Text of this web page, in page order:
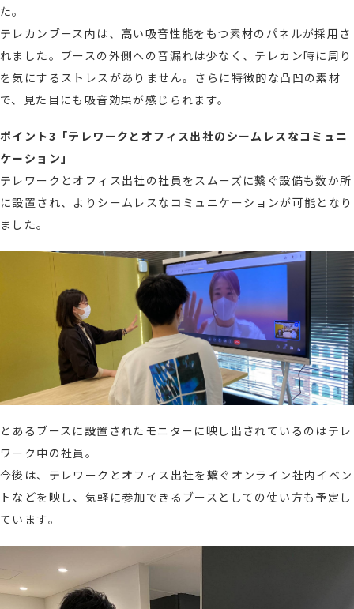
た。
テレカンブース内は、高い吸音性能をもつ素材のパネルが採用さ
れました。ブースの外側への音漏れは少なく、テレカン時に周り
を気にするストレスがありません。さらに特徴的な凸凹の素材
で、見た目にも吸音効果が感じられます。
ポイント3「テレワークとオフィス出社のシームレスなコミュニ
ケーション」
テレワークとオフィス出社の社員をスムーズに繋ぐ設備も数か所
に設置され、よりシームレスなコミュニケーションが可能となり
ました。
とあるブースに設置されたモニターに映し出されているのはテレ
ワーク中の社員。
今後は、テレワークとオフィス出社を繋ぐオンライン社内イベン
トなどを映し、気軽に参加できるブースとしての使い方も予定し
ています。